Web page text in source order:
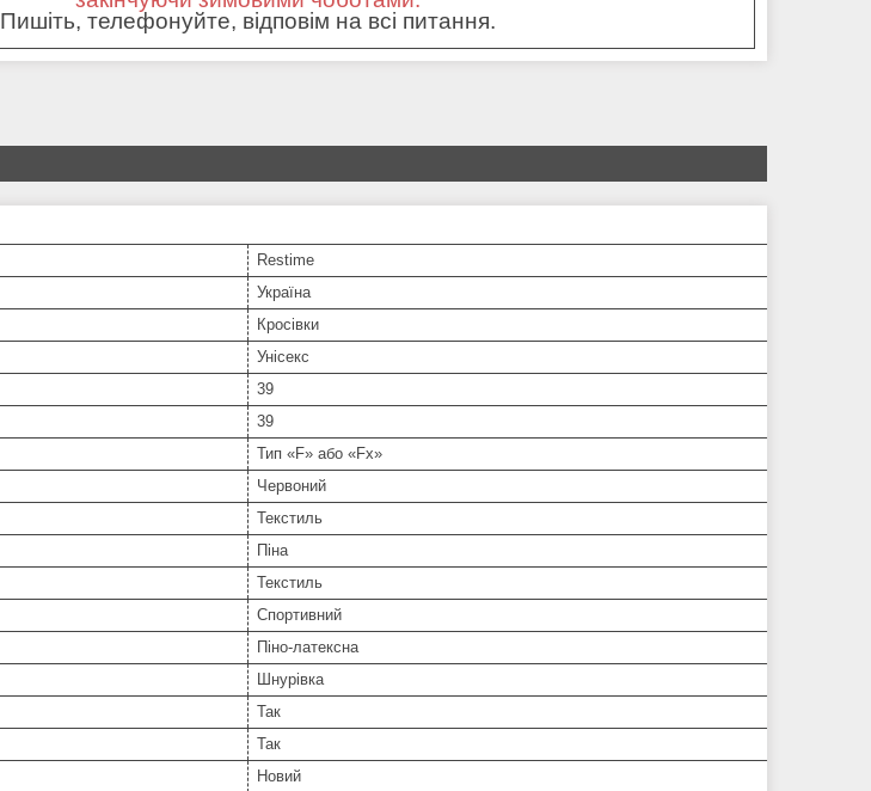
Пишіть, телефонуйте, відповім на всі питання.
Restime
Україна
Кросівки
Унісекс
39
39
Тип «F» або «Fx»
Червоний
Текстиль
Піна
Текстиль
Спортивний
Піно-латексна
Шнурівка
Так
Так
Новий